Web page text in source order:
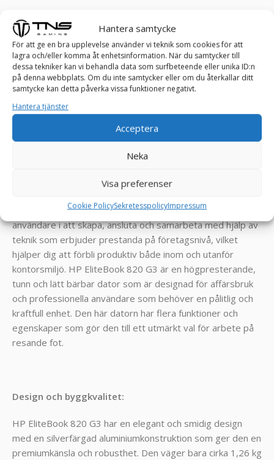
Hantera samtycke
För att ge en bra upplevelse använder vi teknik som cookies för att
lagra och/eller komma åt enhetsinformation. När du samtycker till
dessa tekniker kan vi behandla data som surfbeteende eller unika ID:n
på denna webbplats. Om du inte samtycker eller om du återkallar ditt
samtycke kan detta påverka vissa funktioner negativt.
Hantera tjänster
Acceptera
Neka
Visa preferenser
Cookie PolicySekretesspolicyImpressum
RAM: 8 GB
Processor: i5-6200U processor – Upp till 2.8GHz!
Lagring: 256 GB SSD hårddisk
Skärmstorlek: 12,5″
Upplösning: 1920 x 1080
Bildskärmstyp: FULL HD
Skärmfunktioner: Anti glare
Grafik: Intel HD Graphics 520
MER OM PRODUKTEN:
Enastående slank och lätt,HP EliteBook 820stödjer
användare i att skapa, ansluta och samarbeta med hjälp av
teknik som erbjuder prestanda på företagsnivå, vilket
hjälper dig att förbli produktiv både inom och utanför
kontorsmiljö. HP EliteBook 820 G3 är en högpresterande,
tunn och lätt bärbar dator som är designad för affärsbruk
och professionella användare som behöver en pålitlig och
kraftfull enhet. Den här datorn har flera funktioner och
egenskaper som gör den till ett utmärkt val för arbete på
resande fot.
Design och byggkvalitet:
HP EliteBook 820 G3 har en elegant och smidig design
med en silverfärgad aluminiumkonstruktion som ger den en
premiumkänsla och robusthet. Den väger bara cirka 1,26 kg